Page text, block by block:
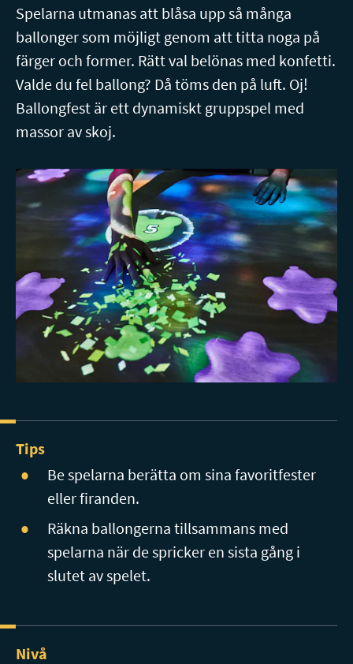
Spelarna utmanas att blåsa upp så många
ballonger som möjligt genom att titta noga på
färger och former. Rätt val belönas med konfetti.
Valde du fel ballong? Då töms den på luft. Oj!
Ballongfest är ett dynamiskt gruppspel med
massor av skoj.
Tips
Be spelarna berätta om sina favoritfester
eller firanden.
Räkna ballongerna tillsammans med
spelarna när de spricker en sista gång i
slutet av spelet.
Nivå